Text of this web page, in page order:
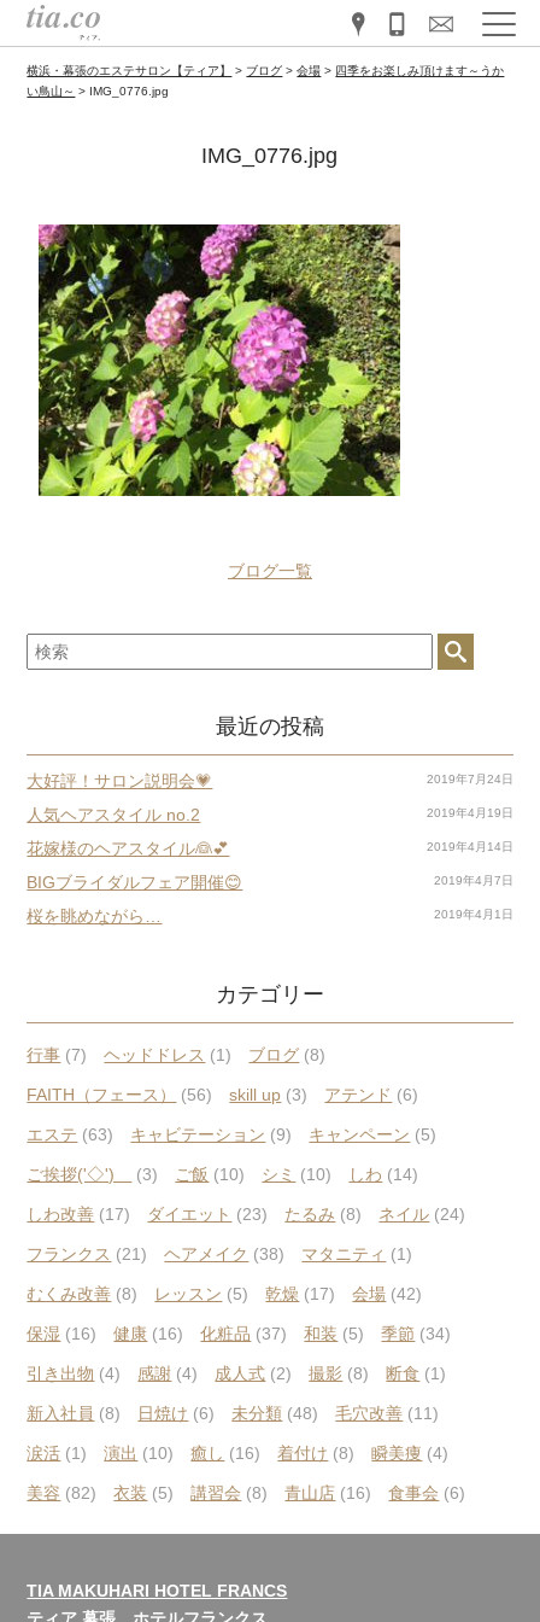
横浜・幕張のエステサロン【ティア】 > ブログ >会場 > 四季をお楽しみ頂けます～うか
い鳥山～ > IMG_0776.jpg
IMG_0776.jpg
ブログ一覧
最近の投稿
大好評！サロン説明会💗 2019年7月24日
人気ヘアスタイル no.2 2019年4月19日
花嫁様のヘアスタイル👰💕 2019年4月14日
BIGブライダルフェア開催😊 2019年4月7日
桜を眺めながら… 2019年4月1日
カテゴリー
行事 (7) ヘッドドレス (1) ブログ (8)
FAITH（フェース） (56) skill up (3) アテンド (6)
エステ (63) キャビテーション (9) キャンペーン (5)
ご挨拶('◇')ゞ (3) ご飯 (10) シミ (10) しわ (14)
しわ改善 (17) ダイエット (23) たるみ (8) ネイル (24)
フランクス (21) ヘアメイク (38) マタニティ (1)
むくみ改善 (8) レッスン (5) 乾燥 (17) 会場 (42)
保湿 (16) 健康 (16) 化粧品 (37) 和装 (5) 季節 (34)
引き出物 (4) 感謝 (4) 成人式 (2) 撮影 (8) 断食 (1)
新入社員 (8) 日焼け (6) 未分類 (48) 毛穴改善 (11)
涙活 (1) 演出 (10) 癒し (16) 着付け (8) 瞬美痩 (4)
美容 (82) 衣装 (5) 講習会 (8) 青山店 (16) 食事会 (6)
TIA MAKUHARI HOTEL FRANCS